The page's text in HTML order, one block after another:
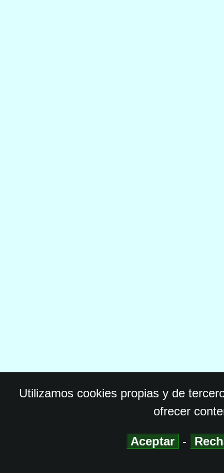
Utilizamos cookies propias y de
ofrecer
Aceptar -